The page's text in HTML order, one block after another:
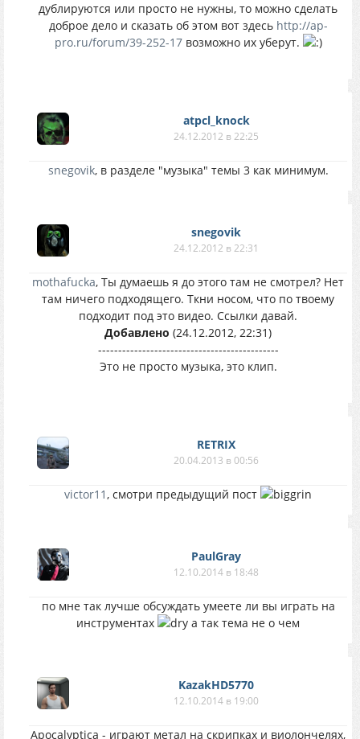
дублируются или просто не нужны, то можно сделать
доброе дело и сказать об этом вот здесь http://ap-
pro.ru/forum/39-252-17возможно их уберут.
atpcl_knock
24.12.2012 в 22:25
snegovik, в разделе "музыка" темы 3 как минимум.
snegovik
24.12.2012 в 22:31
mothafucka, Ты думаешь я до этого там не смотрел? Нет
там ничего подходящего. Ткни носом, что по твоему
подходит под это видео. Ссылки давай.
Добавлено (24.12.2012, 22:31)
---------------------------------------------
Это не просто музыка, это клип.
RETRIX
20.04.2013 в 00:56
victor11, смотри предыдущий пост
PaulGray
12.10.2014 в 18:48
по мне так лучше обсуждать умеете ли вы играть на
инструментах
а так тема не о чем
KazakHD5770
12.10.2014 в 19:00
Apocalyptica - играют метал на скрипках и виолончелях,